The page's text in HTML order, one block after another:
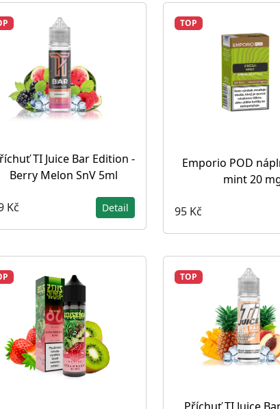
TI Juice Bar Edition -
Berry Melon SnV 5ml
Kč Detail
TOP
Emporio POD
mint 20
95 Kč
TOP